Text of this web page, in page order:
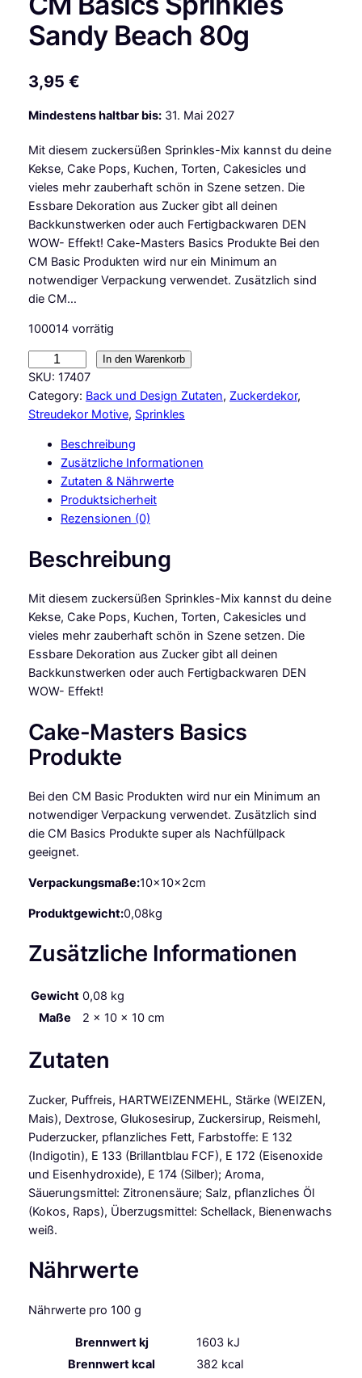
Sandy Beach 80g
3,95 €
Mindestens haltbar bis:31. Mai 2027
Mit diesem zuckersüßen Sprinkles-Mix kannst du deine
Kekse, Cake Pops, Kuchen, Torten, Cakesicles und
vieles mehr zauberhaft schön in Szene setzen. Die
Essbare Dekoration aus Zucker gibt all deinen
Backkunstwerken oder auch Fertigbackwaren DEN
WOW- Effekt! Cake-Masters Basics Produkte Bei den
CM Basic Produkten wird nur ein Minimum an
notwendiger Verpackung verwendet. Zusätzlich sind
die CM…
100014 vorrätig
M
B
a
k
l
e
s
S
a
d
y
B
a
c
h
8
0
M
n
e
In den Warenkorb
SKU: 17407
Category: Back und Design Zutaten, Zuckerdekor
Streudekor Motive, Sprinkles
Beschreibung
Zusätzliche Informationen
Zutaten & Nährwerte
Produktsicherheit
Rezensionen (0)
Beschreibung
Mit diesem zuckersüßen Sprinkles-Mix kannst du deine
Kekse, Cake Pops, Kuchen, Torten, Cakesicles und
vieles mehr zauberhaft schön in Szene setzen. Die
Essbare Dekoration aus Zucker gibt all deinen
Backkunstwerken oder auch Fertigbackwaren DEN
WOW- Effekt!
Cake-Masters Basics
Produkte
Bei den CM Basic Produkten wird nur ein Minimum an
notwendiger Verpackung verwendet. Zusätzlich sind
die CM Basics Produkte super als Nachfüllpack
geeignet.
Verpackungsmaße:10x10x2cm
Produktgewicht:0,08kg
Zusätzliche Informationen
Gewicht 0,08 kg
Maße
2 × 10 × 10 cm
Zutaten
Zucker, Puffreis, HARTWEIZENMEHL, Stärke (WEIZEN,
Mais), Dextrose, Glukosesirup, Zuckersirup, Reismehl,
Puderzucker, pflanzliches Fett, Farbstoffe: E 132
(Indigotin), E 133 (Brillantblau FCF), E 172 (Eisenoxide
und Eisenhydroxide), E 174 (Silber); Aroma,
Säuerungsmittel: Zitronensäure; Salz, pflanzliches Öl
(Kokos, Raps), Überzugsmittel: Schellack, Bienenwachs
weiß.
Nährwerte
Nährwerte pro 100 g
Brennwert kj 1603 kJ
Brennwert kcal
382 kcal